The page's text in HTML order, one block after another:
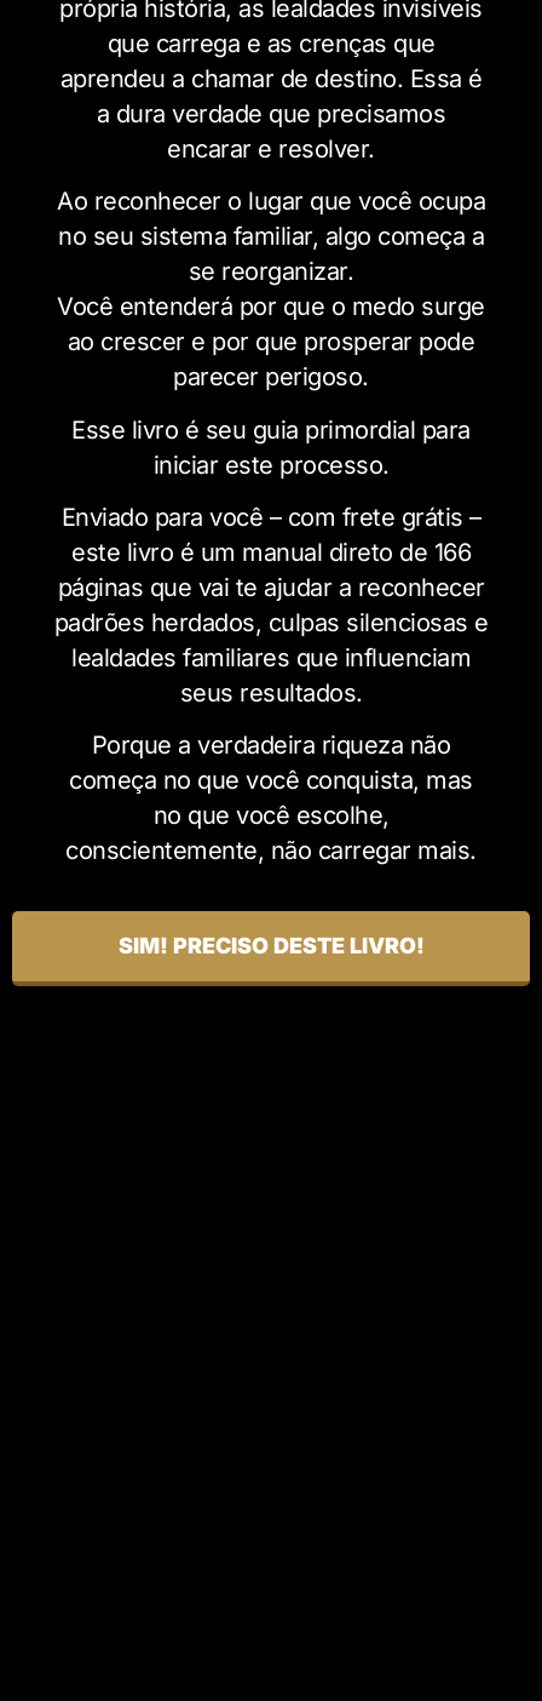
própria história, as lealdades invisíveis
que carrega e as crenças que
aprendeu a chamar de destino. Essa é
a dura verdade que precisamos
encarar e resolver.
Ao reconhecer o lugar que você ocupa
no seu sistema familiar, algo começa a
se reorganizar.
Você entenderá por que o medo surge
ao crescer e por que prosperar pode
parecer perigoso.
Esse livro é seu guia primordial para
iniciar este processo.
Enviado para você – com frete grátis –
este livro é um manual direto de 166
páginas que vai te ajudar a reconhecer
padrões herdados, culpas silenciosas e
lealdades familiares que influenciam
seus resultados.
Porque a verdadeira riqueza não
começa no que você conquista, mas
no que você escolhe,
conscientemente, não carregar mais.
SIM! PRECISO DESTE LIVRO!